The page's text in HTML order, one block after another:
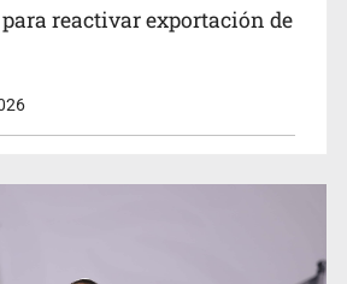
sobre epilepsia en Six
reactivar exportación de